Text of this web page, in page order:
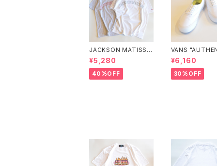
JACKSON MATISSE
"RUSSELL ATHLETI
C×JM Logo Tee"
¥5,280
40%OFF
VANS
VR3
D"
¥6,160
30%OFF